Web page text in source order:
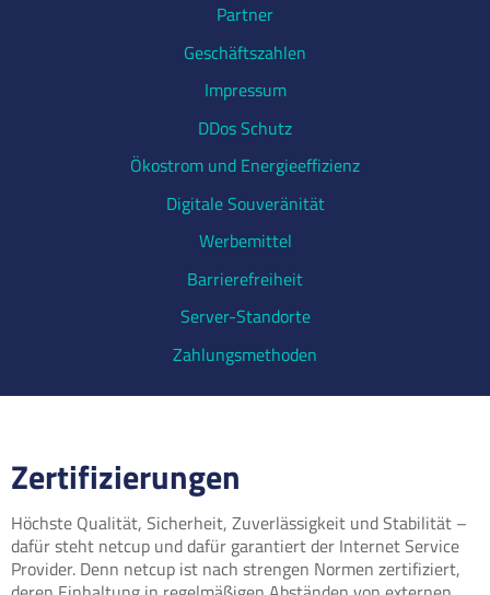
Partner
Geschäftszahlen
Impressum
DDos Schutz
Ökostrom und Energieeffizienz
Digitale Souveränität
Werbemittel
Barrierefreiheit
Server-Standorte
Zahlungsmethoden
Zertifizierungen
Höchste Qualität, Sicherheit, Zuverlässigkeit und Stabilität –
dafür steht netcup und dafür garantiert der Internet Service
Provider. Denn netcup ist nach strengen Normen zertifiziert,